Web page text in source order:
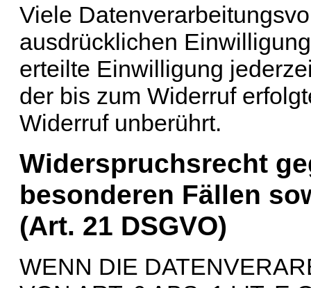
Viele
ausdrücklichen
erteilte Einwilligung
der bis zum Widerruf
Widerruf unberührt.
Widerspruchsrecht
besonderen Fällen
(Art. 21 DSGVO)
WENN DIE